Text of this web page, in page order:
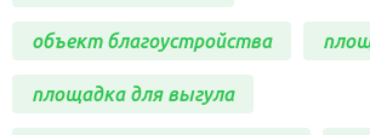
объект благоустройства
площадка для выгула